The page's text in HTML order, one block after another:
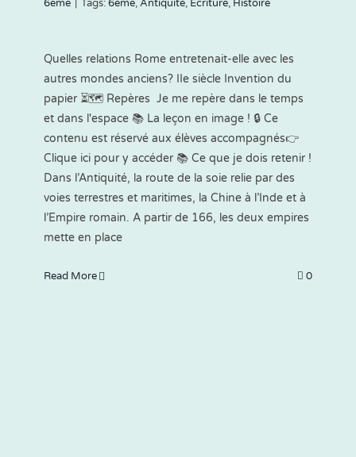
6ème
Tags:6ème,Antiquité, Ecriture, Histoire
Quelles relations Rome entretenait-elle avec les
autres mondes anciens? IIe siècle Invention du
papier ⏳🗺 Repères Je me repère dans le temps
et dans l'espace 📚 La leçon en image ! 🔒 Ce
contenu est réservé aux élèves accompagnés👉
Clique ici pour y accéder 📚 Ce que je dois retenir !
Dans l’Antiquité, la route de la soie relie par des
voies terrestres et maritimes, la Chine à l’Inde et à
l’Empire romain. A partir de 166, les deux empires
mette en place
Read More 0